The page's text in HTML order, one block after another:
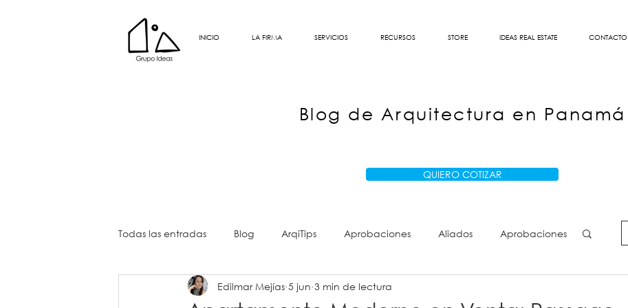
INICIO LA FIRMA SERVICIOS RECURSOS STORE IDEAS REAL ESTATE CONTACTO
Blog de Arquitectura en Panamá
QUIERO COTIZAR
Todas las entradas Blog ArqiTips Aprobaciones Aliados Aprobaciones
DOYC ArqiLessons MIVI MIVI
Edilmar Mejías 5 jun 3 min de lectura